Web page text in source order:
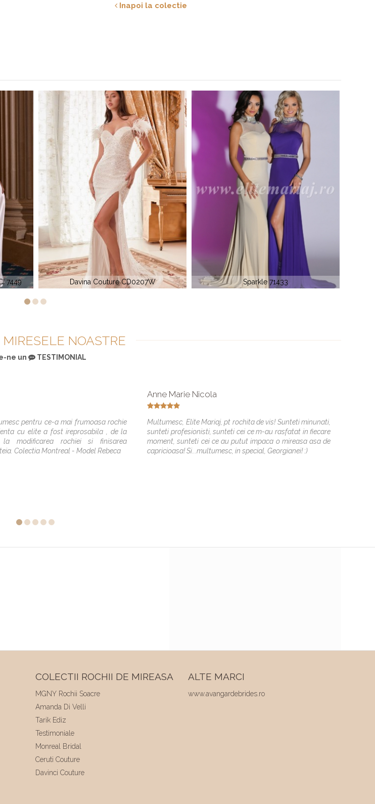
Inapoi la colectie
Sparkle 71433 Davina Couture CD243W
NOASTRE
ne un TESTIMONIAL
pentru ce-a mai frumoasa rochie
cu elite a fost ireprosabila , de la
la modificarea rochiei si finisarea
Colectia Montreal - Model Rebeca
Anne Marie Nicola
Multumesc, Elite Mariaj, pt rochita de vis! Sunteti minunati,
sunteti profesionisti, sunteti cei ce m-au rasfatat in fiecare
moment, sunteti cei ce au putut impaca o mireasa asa de
capricioasa! Si...multumesc, in special, Georgianei! :)
COLECTII ROCHII DE MIREASA
MGNY Rochii Soacre
Amanda Di Velli
Tarik Ediz
Testimoniale
Monreal Bridal
Ceruti Couture
Davinci Couture
ALTE MARCI
www.avangardebrides.ro